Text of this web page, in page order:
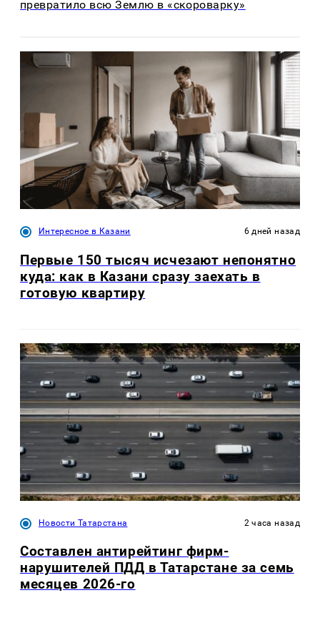
превратило всю Землю в «скороварку»
Интересное в Казани 6 дней назад
Первые 150 тысяч исчезают непонятно
куда: как в Казани сразу заехать в
готовую квартиру
Новости Татарстана 2 часа назад
Составлен антирейтинг фирм-
нарушителей ПДД в Татарстане за семь
месяцев 2026-го